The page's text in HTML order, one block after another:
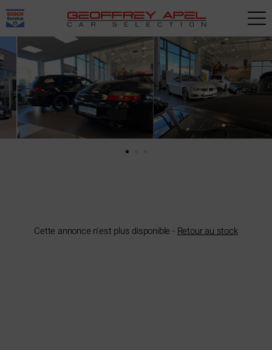
Cette annonce n'est plus disponible - Retour au stock